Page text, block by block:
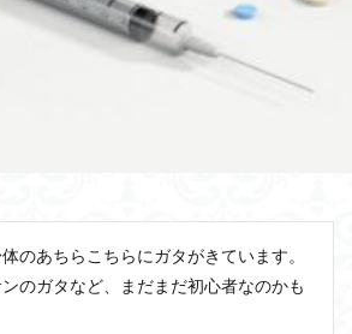
のあちらこちらにガタがきています。
のガタなど、まだまだ初心者なのかも